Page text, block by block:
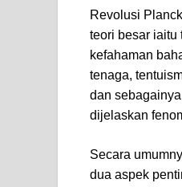
Revolusi
teori besar iaitu
kefahaman
tenaga,
dan
dijelaskan
Secara
dua aspek